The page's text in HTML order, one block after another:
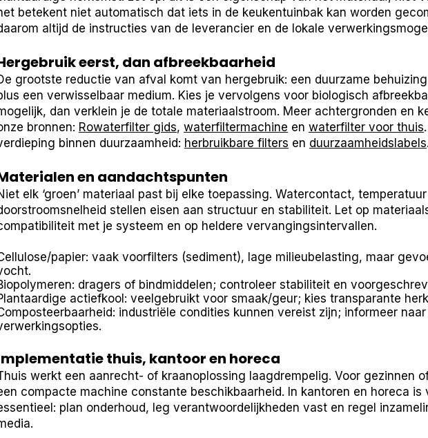
betekent niet automatisch dat iets in de keukentuinbak kan worden
altijd de instructies van de leverancier en de lokale
eerst, dan afbreekbaarheid
grootste reductie van afval komt van hergebruik: een duurzame
een verwisselbaar medium. Kies je vervolgens voor biologisch
dan verklein je de totale materiaalstroom. Meer achtergronden en
bronnen: Rowaterfilter gids, waterfiltermachine en waterfilter voor thuis
binnen duurzaamheid: herbruikbare filters en duurzaamheidslabels.
en aandachtspunten
elk ‘groen’ materiaal past bij elke toepassing. Watercontact,
stellen eisen aan structuur en stabiliteit. Let op
met je systeem en op heldere vervangingsintervallen.
papier: vaak voorfilters (sediment), lage milieubelasting, maar
dragers of bindmiddelen; controleer stabiliteit en
actiefkool: veelgebruikt voor smaak/geur; kies transparante
industriële condities kunnen vereist zijn; informeer
thuis, kantoor en horeca
werkt een aanrecht- of kraanoplossing laagdrempelig. Voor gezinnen
compacte machine constante beschikbaarheid. In kantoren en horeca is
plan onderhoud, leg verantwoordelijkheden vast en regel